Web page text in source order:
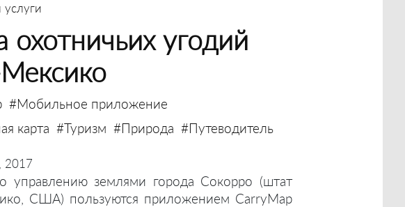
охотничьих угодий
#Мобильное приложение
карта #Туризм #Природа #Путеводитель
2017
управлению землями города Сокорро (штат
США) пользуются приложением CarryMap